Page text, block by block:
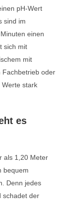
pH-Wert
sind im
einen
sich mit
mit
Fachbetrieb oder
stark
es
als 1,20 Meter
bequem
Denn jedes
schadet der